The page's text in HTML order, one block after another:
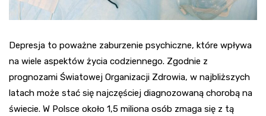
Depresja to poważne zaburzenie psychiczne, które wpływa
na wiele aspektów życia codziennego. Zgodnie z
prognozami Światowej Organizacji Zdrowia, w najbliższych
latach może stać się najczęściej diagnozowaną chorobą na
świecie. W Polsce około 1,5 miliona osób zmaga się z tą